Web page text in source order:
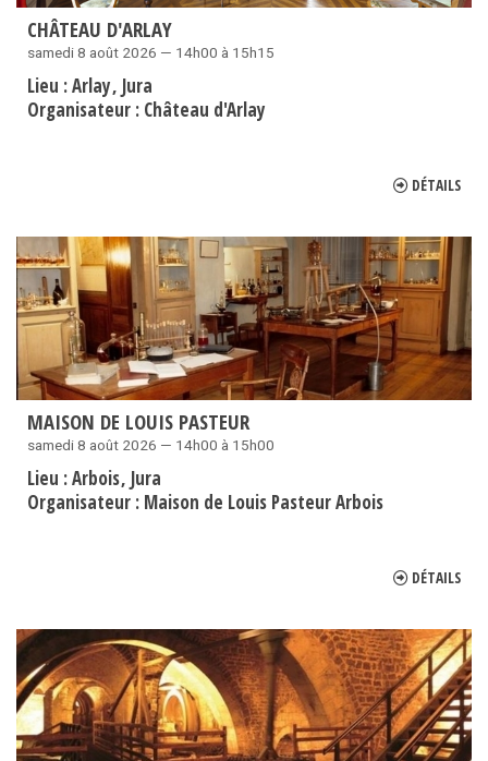
CHÂTEAU D'ARLAY
samedi 8 août 2026 — 14h00 à 15h15
Lieu :Arlay Jura
Organisateur : Château d'Arlay
DÉTAILS
MAISON DE LOUIS PASTEUR
samedi 8 août 2026 — 14h00 à 15h00
Lieu :Arbois Jura
Organisateur : Maison de Louis Pasteur Arbois
DÉTAILS